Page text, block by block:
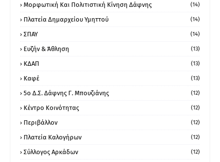
Μορφωτική Και Πολιτιστική Κίνηση Δάφνης (14)
Πλατεία Δημαρχείου Υμηττού (14)
ΣΠΑΥ (14)
Ευζήν & Άθληση (13)
ΚΔΑΠ (13)
Καφέ (13)
5ο Δ.Σ. Δάφνης Γ. Μπουζιάνης (12)
Κέντρο Κοινότητας (12)
Περιβάλλον (12)
Πλατεία Καλογήρων (12)
Σύλλογος Αρκάδων (12)